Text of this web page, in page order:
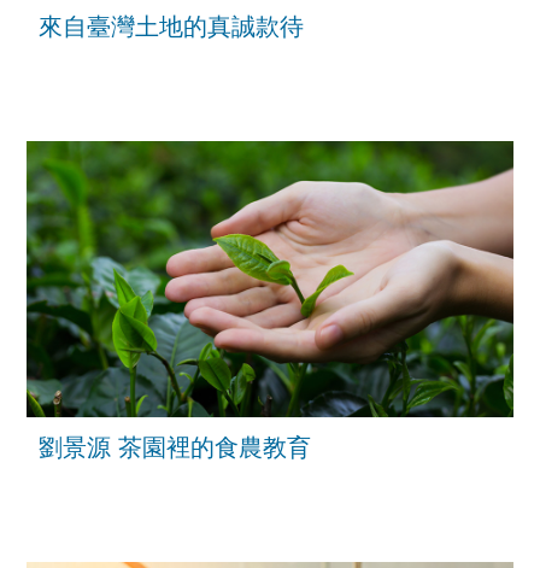
來自臺灣土地的真誠款待
劉景源 茶園裡的食農教育